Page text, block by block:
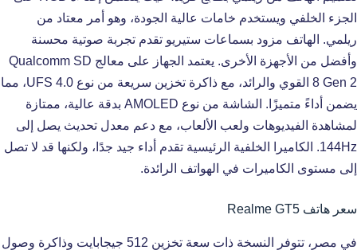
الجزء الخلفي ويستخدم خامات عالية الجودة، وهو أمر معتاد من
ريلمي. الهاتف مزود بسماعات ستيريو تقدم تجربة صوتية محسنة
وأفضل من الأجهزة الأخرى. يعتمد الجهاز على معالج Qualcomm SD
8 Gen 2 القوي والرائد، مع ذاكرة تخزين سريعة من نوع UFS 4.0، مما
يضمن أداءً متميزًا. الشاشة من نوع AMOLED بدقة عالية، ممتازة
لمشاهدة الفيديوهات ولعب الألعاب، مع دعم معدل تحديث يصل إلى
144Hz. الكاميرا الخلفية الرئيسية تقدم أداء جيد جدًا، ولكنها قد لا تصل
إلى مستوى الكاميرات في الهواتف الرائدة.
سعر هاتف Realme GT5
في مصر، تتوفر النسخة ذات سعة تخزين 512 جيجابايت وذاكرة وصول